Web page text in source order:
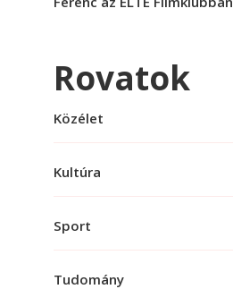
Rovatok
Közélet
Kultúra
Sport
Tudomány